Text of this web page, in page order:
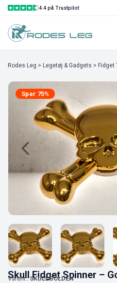
4.4 på Trustpilot
Rodes Leg > Legetøj & Gadgets > Fidget
Spar 75%
Skull Fidget Spinner –
Varenr.:SKULLGOLDEN